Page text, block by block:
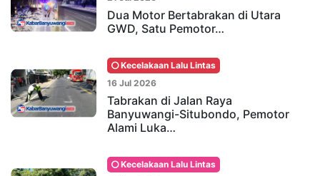
Dua Motor Bertabrakan di Utara
GWD, Satu Pemotor…
Kecelakaan Lalu Lintas
16 Jul 2026
Tabrakan di Jalan Raya
Banyuwangi-Situbondo, Pemotor
Alami Luka…
Kecelakaan Lalu Lintas